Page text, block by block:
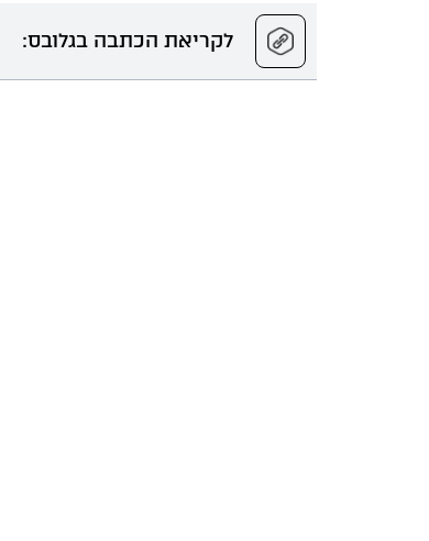
לקריאת הכתבה בגלובס: